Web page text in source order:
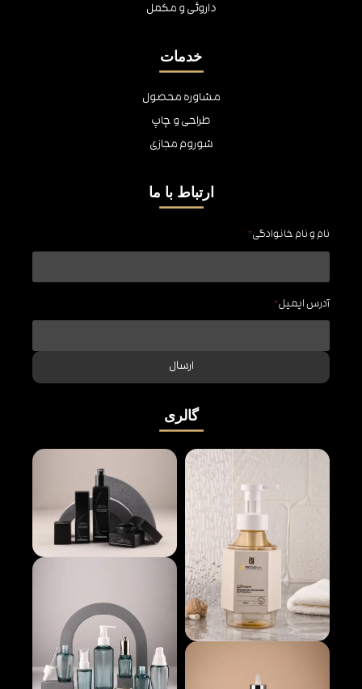
گالری
داروئی و مکمل
خدمات
مشاوره محصول
طراحی و چاپ
شوروم مجازی
ارتباط با ما
نام و نام خانوادگی*
آدرس ایمیل*
ارسال